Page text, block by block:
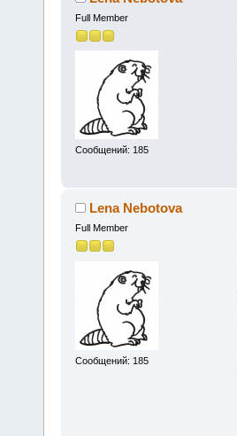
Full Member
Сообщений: 185
Lena Nebotova
Full Member
Сообщений: 185